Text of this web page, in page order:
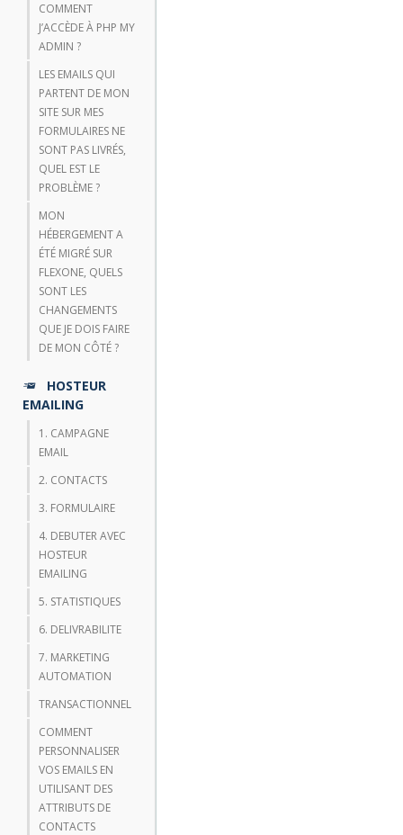
COMMENT
J’ACCÈDE À PHP MY
ADMIN ?
LES EMAILS QUI
PARTENT DE MON
SITE SUR MES
FORMULAIRES NE
SONT PAS LIVRÉS,
QUEL EST LE
PROBLÈME ?
MON
HÉBERGEMENT A
ÉTÉ MIGRÉ SUR
FLEXONE, QUELS
SONT LES
CHANGEMENTS
QUE JE DOIS FAIRE
DE MON CÔTÉ ?
HOSTEUR
EMAILING
1. CAMPAGNE
EMAIL
2. CONTACTS
3. FORMULAIRE
4. DEBUTER AVEC
HOSTEUR
EMAILING
5. STATISTIQUES
6. DELIVRABILITE
7. MARKETING
AUTOMATION
TRANSACTIONNEL
COMMENT
PERSONNALISER
VOS EMAILS EN
UTILISANT DES
ATTRIBUTS DE
CONTACTS